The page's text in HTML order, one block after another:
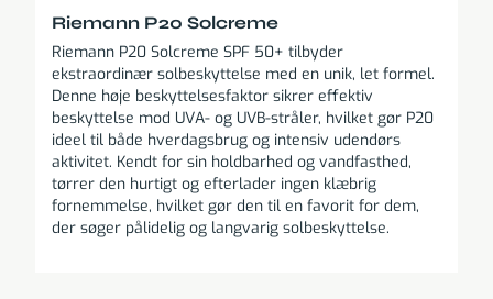
Riemann P20 Solcreme
Riemann P20 Solcreme SPF 50+ tilbyder
ekstraordinær solbeskyttelse med en unik, let formel.
Denne høje beskyttelsesfaktor sikrer effektiv
beskyttelse mod UVA- og UVB-stråler, hvilket gør P20
ideel til både hverdagsbrug og intensiv udendørs
aktivitet. Kendt for sin holdbarhed og vandfasthed,
tørrer den hurtigt og efterlader ingen klæbrig
fornemmelse, hvilket gør den til en favorit for dem,
der søger pålidelig og langvarig solbeskyttelse.